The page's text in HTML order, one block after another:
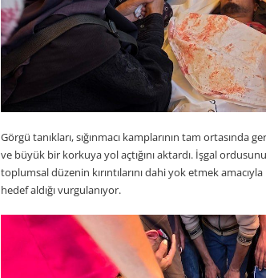
Görgü tanıkları, sığınmacı kamplarının tam ortasında
ve büyük bir korkuya yol açtığını aktardı. İşgal
toplumsal düzenin kırıntılarını dahi yok etmek
hedef aldığı vurgulanıyor.